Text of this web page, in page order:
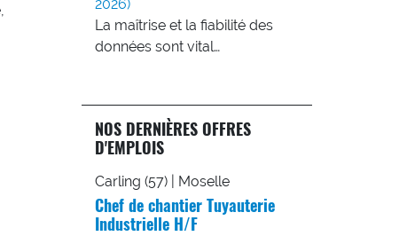
2026)
La maîtrise et la fiabilité des
données sont vital…
NOS DERNIÈRES OFFRES
D'EMPLOIS
Carling (57) | Moselle
Chef de chantier Tuyauterie
Industrielle H/F